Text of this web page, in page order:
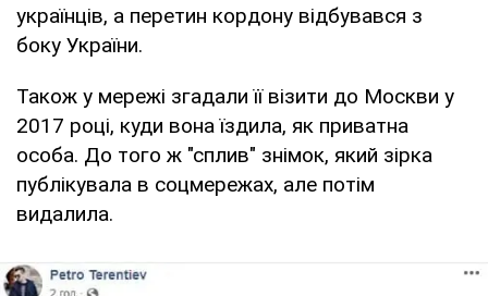
українців, а перетин кордону відбувався з
боку України.
Також у мережі згадали її візити до Москви у
2017 році, куди вона їздила, як приватна
особа. До того ж "сплив" знімок, який зірка
публікувала в соцмережах, але потім
видалила.